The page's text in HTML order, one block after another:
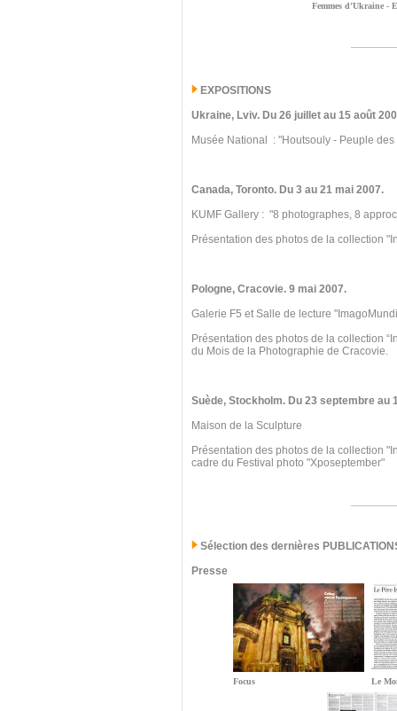
Femmes d’Ukraine -
EXPOSITIONS
Ukraine, Lviv. Du 26 juillet au 15 août
Musée National : "Houtsouly - Peuple
Canada, Toronto. Du 3 au 21 mai 2007.
KUMF Gallery : "8 photographes, 8
Présentation des photos de la collection
Pologne, Cracovie. 9 mai 2007.
Galerie F5 et Salle de lecture
Présentation des photos de la collection
du Mois de la Photographie de Cracovie.
Suède, Stockholm. Du 23 septembre au
Maison de la Sculpture
Présentation des photos de la collection
cadre du Festival photo "Xposeptember"
Sélection des dernières
Presse
Focus Le